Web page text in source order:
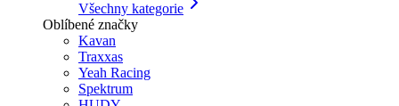
Všechny kategorie
Oblíbené značky
Kavan
Traxxas
Yeah Racing
Spektrum